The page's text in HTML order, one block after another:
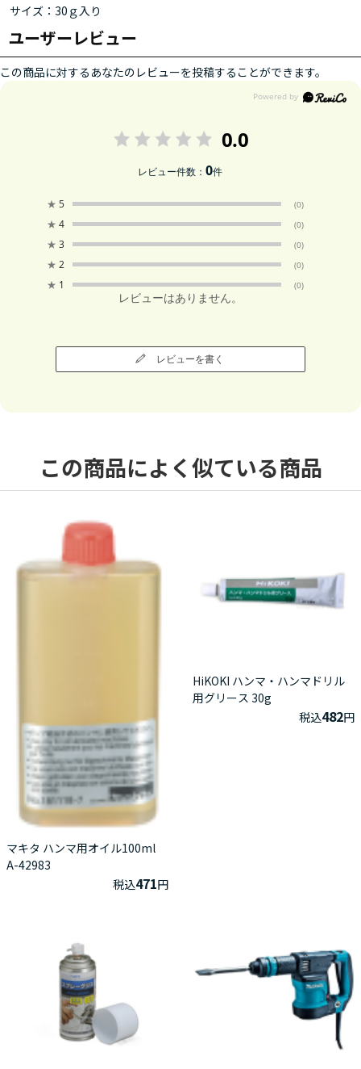
サイズ：30ｇ入り
ユーザーレビュー
この商品に対するあなたのレビューを投稿することができます。
0.0
レビュー件数：0件
★ 5 (0)
★ 4 (0)
★ 3 (0)
★ 2 (0)
★ 1 (0)
レビューはありません。
レビューを書く
この商品によく似ている商品
マキタ ハンマ用オイル100ml
A-42983
税込471円
HiKOKI ハンマ・ハンマドリル
用グリース 30g
税込482円